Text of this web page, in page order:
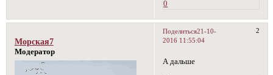
0
Поделиться 2
21-10-
2016 11:55:04
Морская7
Модератор
А дальше